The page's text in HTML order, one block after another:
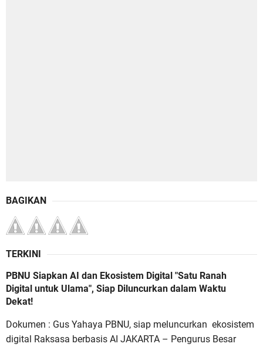
BAGIKAN
TERKINI
PBNU Siapkan AI dan Ekosistem Digital "Satu Ranah
Digital untuk Ulama", Siap Diluncurkan dalam Waktu
Dekat!
Dokumen : Gus Yahaya PBNU, siap meluncurkan ekosistem
digital Raksasa berbasis AI JAKARTA – Pengurus Besar